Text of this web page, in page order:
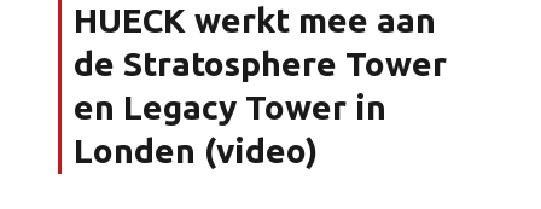
HUECK werkt mee aan
de Stratosphere Tower
en Legacy Tower in
Londen (video)